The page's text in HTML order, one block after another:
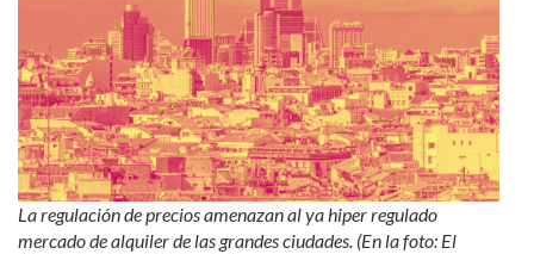
La regulación de precios amenazan al ya hiper regulado
mercado de alquiler de las grandes ciudades. (En la foto: El